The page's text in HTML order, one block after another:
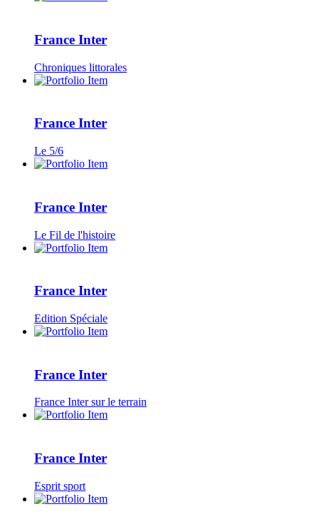
France Inter
Chroniques littorales
France Inter
Le 5/6
France Inter
Le Fil de l'histoire
France Inter
Edition Spéciale
France Inter
France Inter sur le terrain
France Inter
Esprit sport